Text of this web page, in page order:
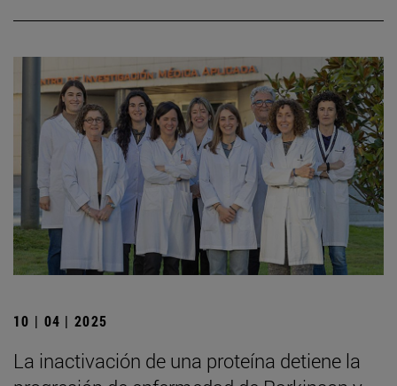
10 | 04 | 2025
La inactivación de una proteína detiene la